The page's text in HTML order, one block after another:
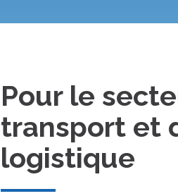
Pour le
transport et
logistique